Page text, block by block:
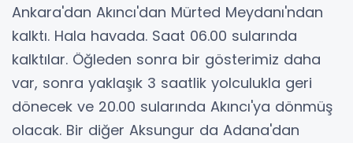
Ankara'dan Akıncı'dan Mürted Meydanı'ndan
kalktı. Hala havada. Saat 06.00 sularında
kalktılar. Öğleden sonra bir gösterimiz daha
var, sonra yaklaşık 3 saatlik yolculukla geri
dönecek ve 20.00 sularında Akıncı'ya dönmüş
olacak. Bir diğer Aksungur da Adana'dan